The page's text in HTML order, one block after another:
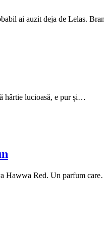
ai auzit deja de Lelas.
hârtie lucioasă, e pur și…
Hawwa Red. Un parfum